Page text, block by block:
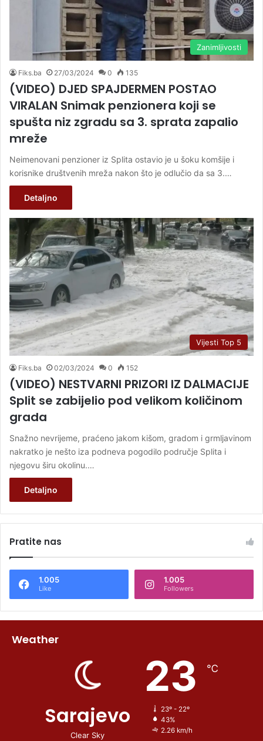
Zanimljivosti
Fiks.ba 27/03/2024 0 135
(VIDEO) DJED SPAJDERMEN POSTAO
VIRALAN Snimak penzionera koji se
spušta niz zgradu sa 3. sprata zapalio
mreže
Neimenovani penzioner iz Splita ostavio je u šoku komšije i
korisnike društvenih mreža nakon što je odlučio da sa 3.…
Detaljno
Vijesti Top 5
Fiks.ba 02/03/2024 0 152
(VIDEO) NESTVARNI PRIZORI IZ DALMACIJE
Split se zabijelio pod velikom količinom
grada
Snažno nevrijeme, praćeno jakom kišom, gradom i grmljavinom
nakratko je nešto iza podneva pogodilo područje Splita i
njegovu širu okolinu.…
Detaljno
Pratite nas
1.005
Like
1.005
Followers
Weather
Sarajevo
Clear Sky
23 ℃
23º - 22º
43%
2.26 km/h